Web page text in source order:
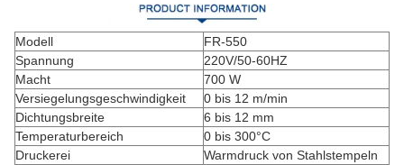
Modell
FR-550
Spannung
220V/50-60HZ
Macht
700 W
Versiegelungsgeschwindigkeit
0 bis 12 m/min
Dichtungsbreite
6 bis 12 mm
Temperaturbereich
0 bis 300°C
Druckerei
Warmdruck von Stahlstempeln